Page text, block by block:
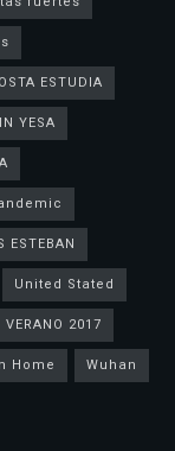
ESTUDIA
YESA
ESTEBAN
United Stated
VERANO 2017
Home Wuhan